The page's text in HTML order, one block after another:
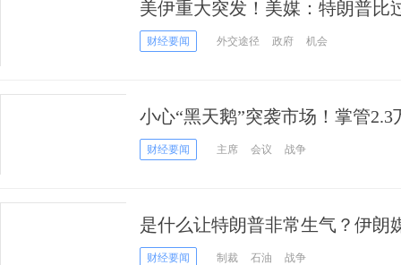
美伊重大突发！美媒：特朗普比
复大规模作战行动
财经要闻 外交途径 政府 机会
小心“黑天鹅”突袭市场！掌管
朗战争恐促使美联储加息
财经要闻 主席 会议 战争
是什么让特朗普非常生气？伊朗
平方案回应的要点
财经要闻 制裁 石油 战争